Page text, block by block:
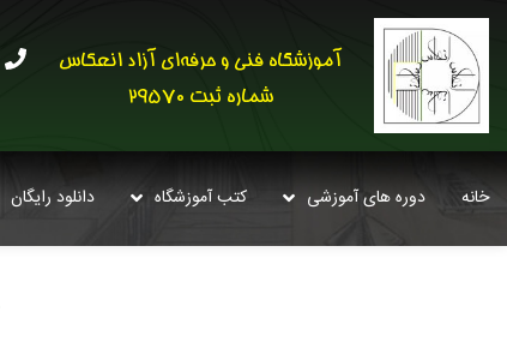
آموزشگاه فنی و حرفه‌ای آزاد انعکاس
شماره ثبت 29570
خانه دوره های آموزشی کتب آموزشگاه دانلود رایگان